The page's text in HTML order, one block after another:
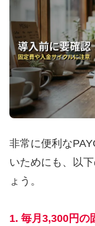
非常に便利な
いためにも、以
ょう。
1. 毎月3,300円の